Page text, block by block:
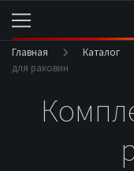
Главная Каталог
для раковин